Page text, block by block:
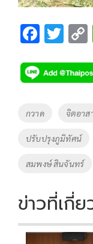
F
e
b
o
o
k
T
tt
er
Tags
กวาด จิตอาส
ปรับปรุงภูมิทัศน์
สมพงษ์ สินจันทร์
ข่าวที่เกี่